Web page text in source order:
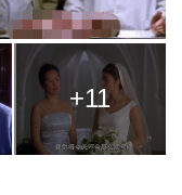
+11